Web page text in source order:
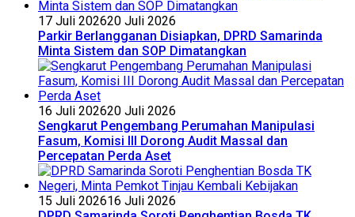
17 Juli 202620 Juli 2026
Parkir Berlangganan Disiapkan, DPRD Samarinda
Minta Sistem dan SOP Dimatangkan
16 Juli 202620 Juli 2026
Sengkarut Pengembang Perumahan Manipulasi
Fasum, Komisi III Dorong Audit Massal dan
Percepatan Perda Aset
15 Juli 202616 Juli 2026